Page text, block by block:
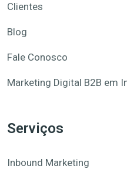
Clientes
Blog
Fale Conosco
Marketing Digital B2B em
Serviços
Inbound Marketing